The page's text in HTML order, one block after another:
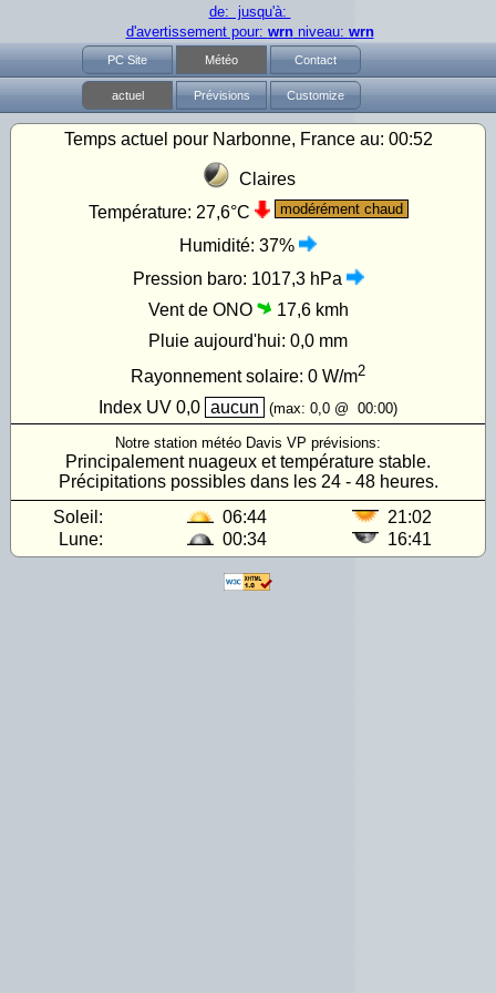
de: jusqu'à:
d'avertissement pour: wrnniveau: wrn
PC Site Météo Contact
actuel Prévisions Customize
Temps actuel pour Narbonne, France au: 00:52
Claires
Température: 27,6°C modérément chaud
Humidité: 37%
Pression baro: 1017,3 hPa
Vent de ONO
17,6 kmh
Pluie aujourd'hui: 0,0 mm
Rayonnement solaire: 0 W/m2
Index UV 0,0 aucun (max: 0,0 @ 00:00)
Notre station météo Davis VP prévisions:
Principalement nuageux et température stable.
Précipitations possibles dans les 24 - 48 heures.
Soleil:
06:44
21:02
Lune:
00:34 16:41